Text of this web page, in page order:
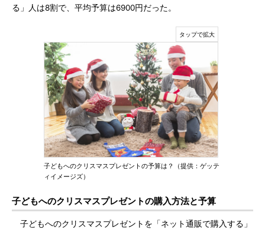
る」人は8割で、平均予算は6900円だった。
子どもへのクリスマスプレゼントの予算は？（提供：ゲッテ
ィイメージズ）
子どもへのクリスマスプレゼントの購入方法と予算
子どもへのクリスマスプレゼントを「ネット通販で購入する」